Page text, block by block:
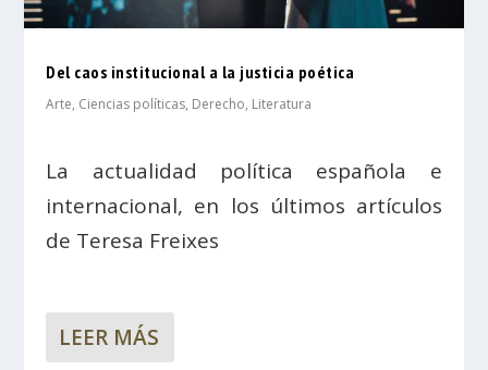
Del caos institucional a la justicia poética
Arte, Ciencias políticas, Derecho, Literatura
La actualidad política española e
internacional, en los últimos artículos
de Teresa Freixes
LEER MÁS